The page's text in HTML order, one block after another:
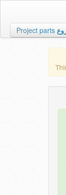
Project parts